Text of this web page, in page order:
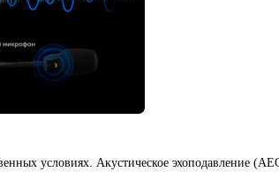
условиях. Акустическое эхоподавление (